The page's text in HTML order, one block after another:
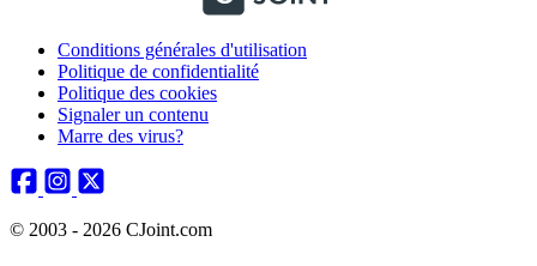
Conditions générales d'utilisation
Politique de confidentialité
Politique des cookies
Signaler un contenu
Marre des virus?
© 2003 - 2026 CJoint.com